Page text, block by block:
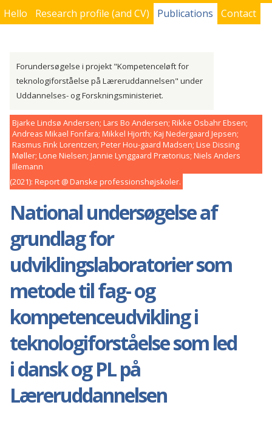
Hello Research profile (and CV) Publications Contact
Forundersøgelse i projekt "Kompetenceløft for
teknologiforståelse på Læreruddannelsen" under
Uddannelses- og Forskningsministeriet.
Bjarke Lindsø Andersen; Lars Bo Andersen; Rikke Osbahr Ebsen;
Andreas Mikael Fonfara; Mikkel Hjorth; Kaj Nedergaard Jepsen;
Rasmus Fink Lorentzen; Peter Hou-gaard Madsen; Lise Dissing
Møller; Lone Nielsen; Jannie Lynggaard Prætorius; Niels Anders
Illemann
2021
Report Danske professionshøjskoler
National undersøgelse af
grundlag for
udviklingslaboratorier som
metode til fag- og
kompetenceudvikling i
teknologiforståelse som led
i dansk og PL på
Læreruddannelsen